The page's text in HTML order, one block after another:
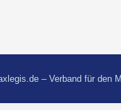
– Verband für den